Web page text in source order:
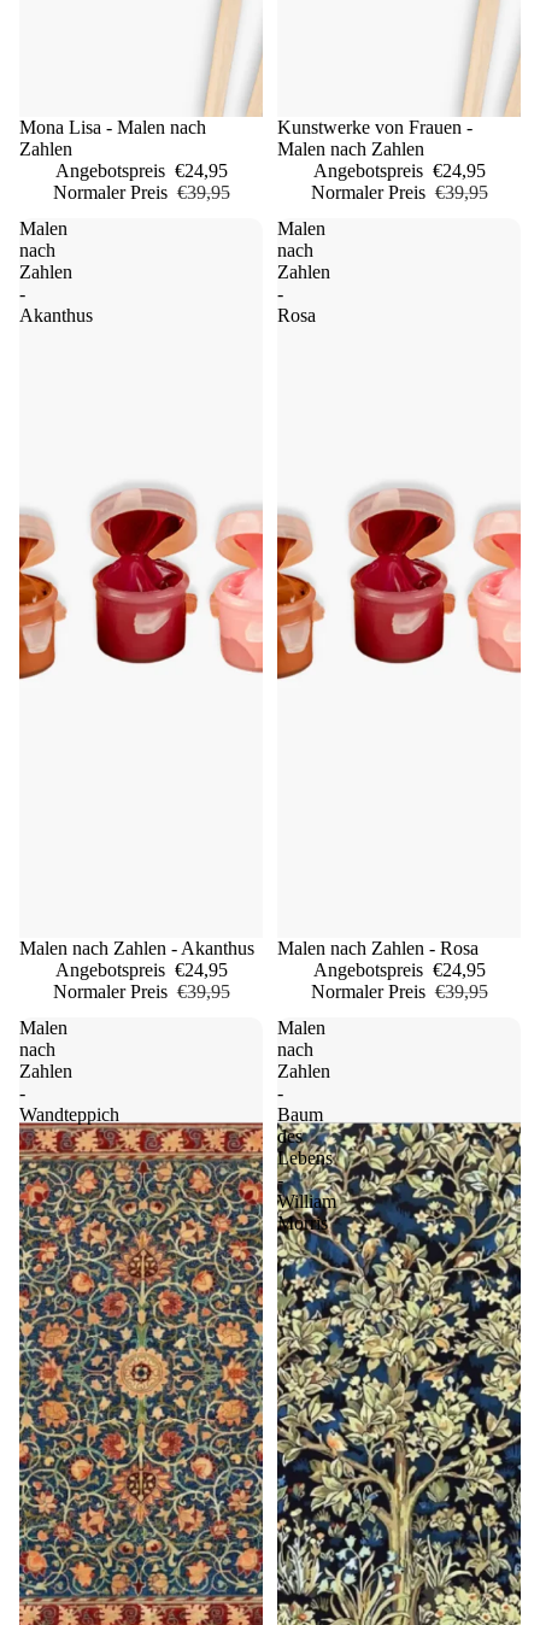
Sale
Mona Lisa - Malen nach
Zahlen
Angebotspreis €24,95
Normaler Preis €39,95
Sale
Kunstwerke von Frauen -
Malen nach Zahlen
Angebotspreis €24,95
Normaler Preis €39,95
Malen
nach
Zahlen
-
Akanthus
Sale
Malen nach Zahlen - Akanthus
Angebotspreis €24,95
Normaler Preis €39,95
Malen
nach
Zahlen
-
Rosa
Sale
Malen nach Zahlen - Rosa
Angebotspreis €24,95
Normaler Preis €39,95
Malen
nach
Zahlen
-
Wandteppich
Malen
nach
Zahlen
-
Baum
des
Lebens
-
William
Morris